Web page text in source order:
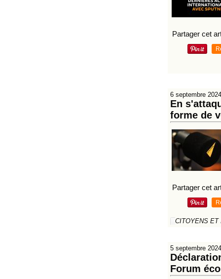
Partager cet
6 septembre 2024
En
forme de
Partager cet
CITOYENS ET
5 septembre 2024
Forum